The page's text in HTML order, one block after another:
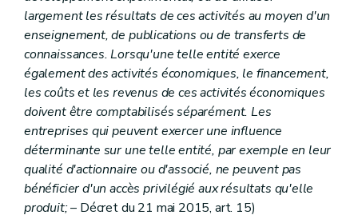
largement les résultats de ces activités au moyen d'un
enseignement, de publications ou de transferts de
connaissances. Lorsqu'une telle entité exerce
également des activités économiques, le financement,
les coûts et les revenus de ces activités économiques
doivent être comptabilisés séparément. Les
entreprises qui peuvent exercer une influence
déterminante sur une telle entité, par exemple en leur
qualité d'actionnaire ou d'associé, ne peuvent pas
bénéficier d'un accès privilégié aux résultats qu'elle
produit;– Décret du 21 mai 2015, art. 15)